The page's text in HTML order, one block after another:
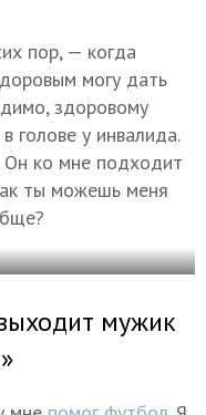
пор, — когда
могу дать
здоровому
голове у инвалида.
Он ко мне подходит
ты можешь меня
мужик